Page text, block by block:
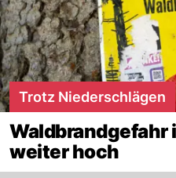
Trotz Niederschlägen
Waldbrandgefahr
weiter hoch